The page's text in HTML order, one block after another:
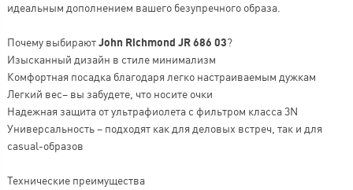
идеальным дополнением вашего безупречного образа.
Почему выбираютJohn Richmond JR 686 03?
Изысканный дизайн в стиле минимализм
Комфортная посадка благодаря легко настраиваемым дужкам
Легкий вес– вы забудете, что носите очки
Надежная защита от ультрафиолета с фильтром класса 3N
Универсальность – подходят как для деловых встреч, так и для
casual-образов
Технические преимущества